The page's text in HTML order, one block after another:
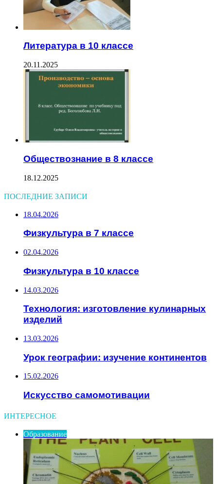
Литература в 10 классе
20.11.2025
Обществознание в 8 классе
18.12.2025
ПОСЛЕДНИЕ ЗАПИСИ
18.04.2026
Физкультура в 7 классе
02.04.2026
Физкультура в 10 классе
14.03.2026
Технология: изготовление кулинарных
изделий
13.03.2026
Урок географии: изучение континентов
15.02.2026
Искусство самомотивации
ИНТЕРЕСНОЕ
Образование